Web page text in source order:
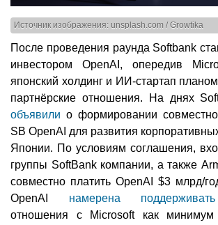
Источник изображения: unsplash.com / Growtika
После проведения раунда Softbank
инвестором OpenAI, опередив
японский холдинг и ИИ-стартап
партнёрские отношения. На днях
объявили о формировании
SB OpenAI для развития
Японии. По условиям соглашения,
группы SoftBank компании, а также
совместно платить OpenAI $3 млрд/
OpenAI намерена поддерживать
отношения с Microsoft как